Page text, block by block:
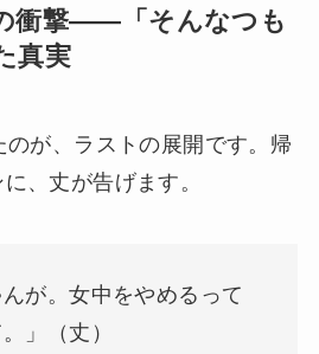
衝撃——「そんなつも
真実
が、ラストの展開です。帰
、丈が告げます。
んが。女中をやめるって
」（丈）